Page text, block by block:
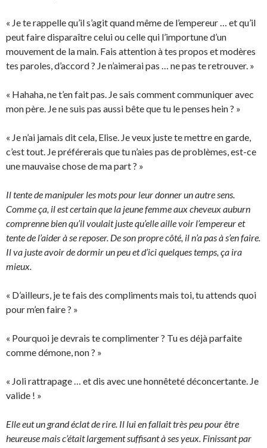
« Je te rappelle qu’il s’agit quand même de l’empereur … et qu’il
peut faire disparaître celui ou celle qui l’importune d’un
mouvement de la main. Fais attention à tes propos et modères
tes paroles, d’accord ? Je n’aimerai pas … ne pas te retrouver. »
« Hahaha, ne t’en fait pas. Je sais comment communiquer avec
mon père. Je ne suis pas aussi bête que tu le penses hein ? »
« Je n’ai jamais dit cela, Elise. Je veux juste te mettre en garde,
c’est tout. Je préférerais que tu n’aies pas de problèmes, est-ce
une mauvaise chose de ma part ? »
Il tente de manipuler les mots pour leur donner un autre sens.
Comme ça, il est certain que la jeune femme aux cheveux auburn
comprenne bien qu’il voulait juste qu’elle aille voir l’empereur et
tente de l’aider à se reposer. De son propre côté, il n’a pas à s’en faire.
Il va juste avoir de dormir un peu et d’ici quelques temps, ça ira
mieux.
« D’ailleurs, je te fais des compliments mais toi, tu attends quoi
pour m’en faire ? »
« Pourquoi je devrais te complimenter ? Tu es déjà parfaite
comme démone, non ? »
« Joli rattrapage … et dis avec une honnêteté déconcertante. Je
valide ! »
Elle eut un grand éclat de rire. Il lui en fallait très peu pour être
heureuse mais c’était largement suffisant à ses yeux. Finissant par